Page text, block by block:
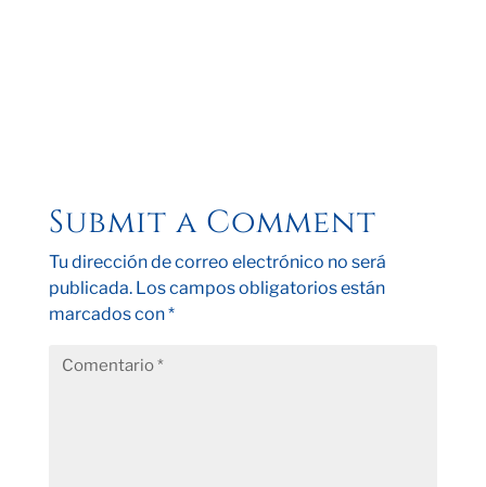
Submit a Comment
Tu dirección de correo electrónico no será
publicada. Los campos obligatorios están
marcados con*